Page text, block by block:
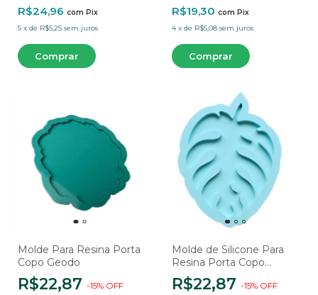
R$24,96 com Pix
5 x de R$5,25 sem juros
R$19,30 com Pix
4 x de R$5,08 sem juros
Molde Para Resina Porta
Copo Geodo
R$22,87 -15% OFF
Molde de Silicone Para
Resina Porta Copo
Costela de Adão - 1
Cavidade
R$22,87 -15% OFF